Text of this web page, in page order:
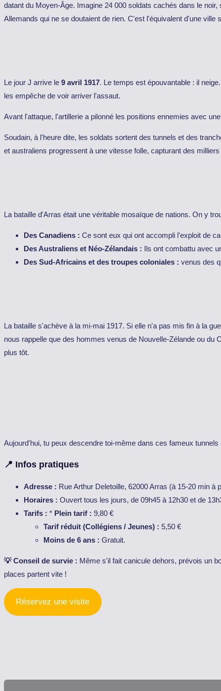
datant du Moyen-Âge. Imagine 24 000 soldats cachés dans le
Allemands qui ne se doutaient de rien. C'est l'équivalent d'une ville
Le jour J arrive le 9 avril 1917. Le temps est épouvantable : il
les empêche de voir arriver l'assaut.
Avant l'attaque, l'artillerie a pilonné les positions ennemies avec
Soudain, à l'heure dite, les soldats sortent des tunnels et des
et australiens progressent à une vitesse folle, capturant des
La bataille d'Arras était une véritable mosaïque de nations. On y
Des Canadiens : Ce sont eux qui ont accompli l'exploit de
Des Australiens et Néo-Zélandais : Ils ont combattu avec
Des Sud-Africains et des troupes coloniales : venus des
La bataille s'achève à la mi-mai 1917. Si elle n'a pas mis fin à la
nous rappelle que des hommes venus de Nouvelle-Zélande ou
plus tôt.
Aujourd'hui, tu peux descendre toi-même dans ces fameux
📍 Infos pratiques
Adresse : Rue Arthur Deletoille, 62000 Arras (à 15-20 min à
Horaires : Ouvert tous les jours, de 09h45 à 12h30 et de
Tarifs : * Plein tarif : 9,80 €
Tarif réduit (Collégiens / Jeunes) : 5,50 €
Moins de 6 ans : Gratuit.
💡 Conseil de survie : Même s'il fait canicule dehors, prévois un
places partent vite !
Réservez une visite